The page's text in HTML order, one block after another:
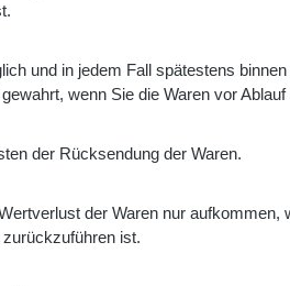
und in jedem Fall spätestens
wenn Sie die Waren vor
der Rücksendung der Waren.
der Waren nur
ist.